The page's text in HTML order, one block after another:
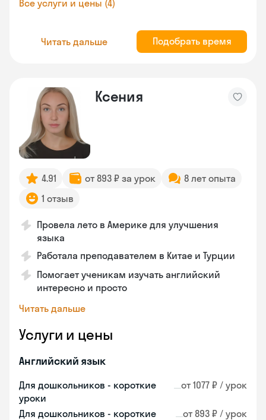
Все услуги и цены (4)
Читать дальше Подобрать время
Ксения
4.91 от 893 ₽ за урок
8 лет опыта
1 отзыв
Провела лето в Америке для улучшения
языка
Работала преподавателем в Китае и Турции
Помогает ученикам изучать английский
интересно и просто
Читать дальше
Услуги и цены
Английский язык
Для дошкольников - короткие
уроки
от 1077 ₽ / урок
Для дошкольников - короткие
от 893 ₽ / урок